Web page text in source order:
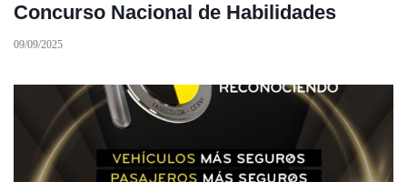
Concurso Nacional de Habilidades
09/09/2025